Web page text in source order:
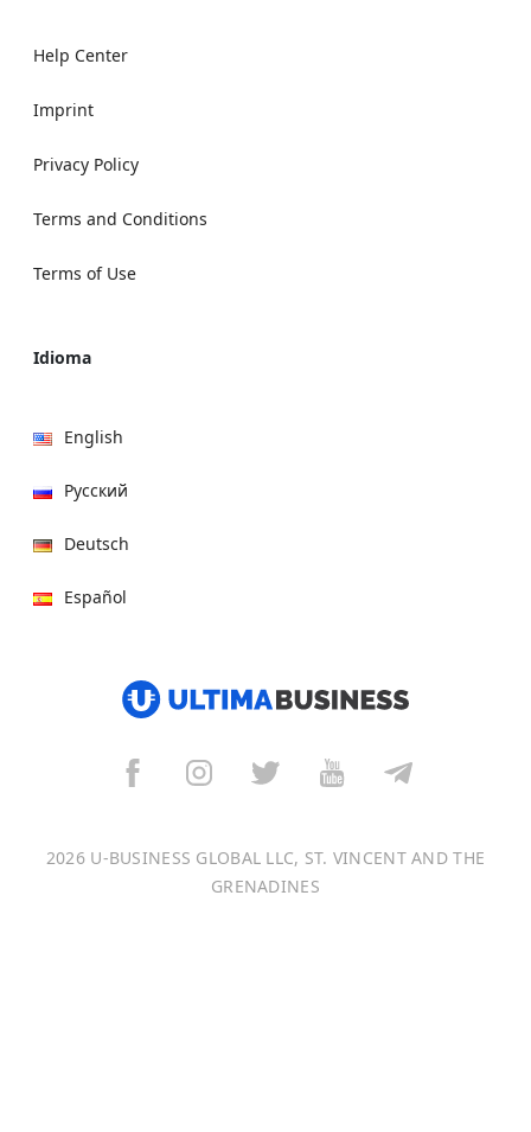
Help Center
Imprint
Privacy Policy
Terms and Conditions
Terms of Use
Idioma
English
Русский
Deutsch
Español
Français
2026 U-BUSINESS GLOBAL LLC, ST. VINCENT AND THE
GRENADINES